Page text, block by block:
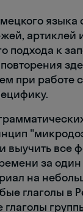
языка
артиклей
подхода к
при работе
выучить все
за один
на
глаголы в